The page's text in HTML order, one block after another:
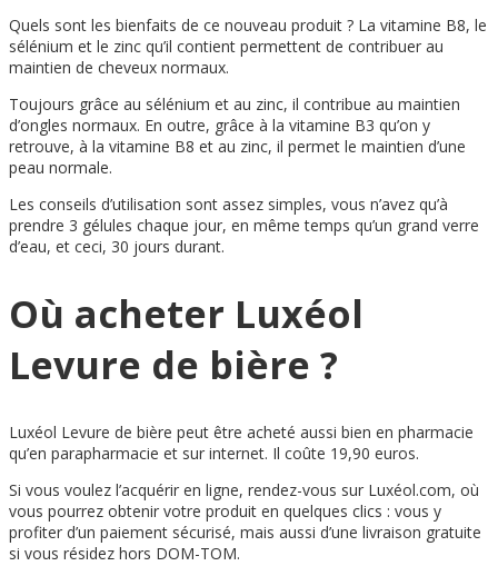
Quels sont les bienfaits de ce nouveau produit ? La vitamine B8, le
sélénium et le zinc qu’il contient permettent de contribuer au
maintien de cheveux normaux.
Toujours grâce au sélénium et au zinc, il contribue au maintien
d’ongles normaux. En outre, grâce à la vitamine B3 qu’on y
retrouve, à la vitamine B8 et au zinc, il permet le maintien d’une
peau normale.
Les conseils d’utilisation sont assez simples, vous n’avez qu’à
prendre 3 gélules chaque jour, en même temps qu’un grand verre
d’eau, et ceci, 30 jours durant.
Où acheter Luxéol
Levure de bière ?
Luxéol Levure de bière peut être acheté aussi bien en pharmacie
qu’en parapharmacie et sur internet. Il coûte 19,90 euros.
Si vous voulez l’acquérir en ligne, rendez-vous sur Luxéol.com, où
vous pourrez obtenir votre produit en quelques clics : vous y
profiter d’un paiement sécurisé, mais aussi d’une livraison gratuite
si vous résidez hors DOM-TOM.